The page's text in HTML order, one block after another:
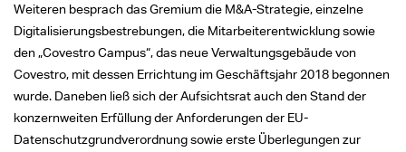
Weiteren besprach das Gremium die M&A-Strategie, einzelne
Digitalisierungsbestrebungen, die Mitarbeiterentwicklung sowie
den „Covestro Campus“, das neue Verwaltungsgebäude von
Covestro, mit dessen Errichtung im Geschäftsjahr 2018 begonnen
wurde. Daneben ließ sich der Aufsichtsrat auch den Stand der
konzernweiten Erfüllung der Anforderungen der EU-
Datenschutzgrundverordnung sowie erste Überlegungen zur